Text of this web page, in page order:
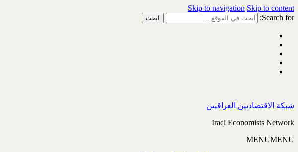
Skip to navigation Skip to content
Search for:
شبكة الاقتصاديين العراقيين
Iraqi Economists Network
MENUMENU